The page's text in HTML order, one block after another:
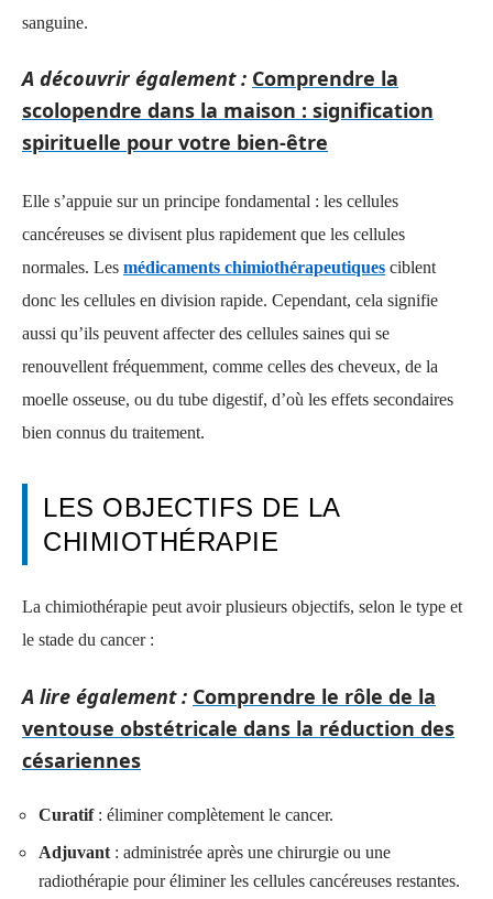
sanguine.
A découvrir également : Comprendre la
scolopendre dans la maison : signification
spirituelle pour votre bien-être
Elle s’appuie sur un principe fondamental : les cellules
cancéreuses se divisent plus rapidement que les cellules
normales. Les médicaments chimiothérapeutiques ciblent
donc les cellules en division rapide. Cependant, cela signifie
aussi qu’ils peuvent affecter des cellules saines qui se
renouvellent fréquemment, comme celles des cheveux, de la
moelle osseuse, ou du tube digestif, d’où les effets secondaires
bien connus du traitement.
LES OBJECTIFS DE LA
CHIMIOTHÉRAPIE
La chimiothérapie peut avoir plusieurs objectifs, selon le type et
le stade du cancer :
A lire également : Comprendre le rôle de la
ventouse obstétricale dans la réduction des
césariennes
Curatif: éliminer complètement le cancer.
Adjuvant : administrée après une chirurgie ou une
radiothérapie pour éliminer les cellules cancéreuses restantes.